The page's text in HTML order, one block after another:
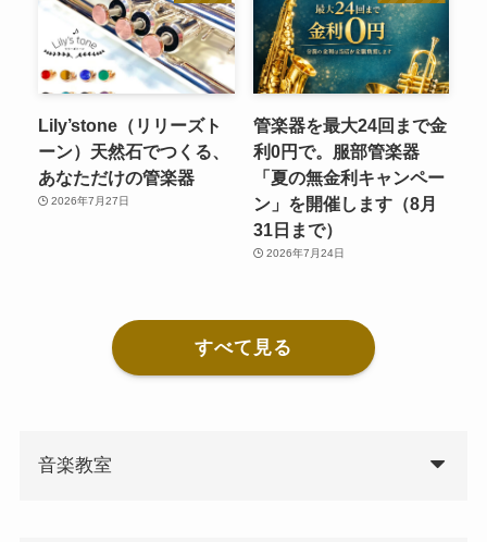
Lily’stone（リリーズト
ーン）天然石でつくる、
あなただけの管楽器
2026年7月27日
管楽器を最大24回まで金
利0円で。服部管楽器
「夏の無金利キャンペー
ン」を開催します（8月
31日まで）
2026年7月24日
すべて見る
音楽教室